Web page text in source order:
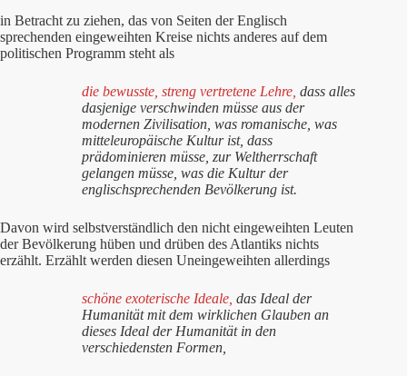
in Betracht zu ziehen, das von Seiten der Englisch
sprechenden eingeweihten Kreise nichts anderes auf dem
politischen Programm steht als
die bewusste, streng vertretene Lehre, dass alles
dasjenige verschwinden müsse aus der
modernen Zivilisation, was romanische, was
mitteleuropäische Kultur ist, dass
prädominieren müsse, zur Weltherrschaft
gelangen müsse, was die Kultur der
englischsprechenden Bevölkerung ist.
Davon wird selbstverständlich den nicht eingeweihten Leuten
der Bevölkerung hüben und drüben des Atlantiks nichts
erzählt. Erzählt werden diesen Uneingeweihten allerdings
schöne exoterische Ideale, das Ideal der
Humanität mit dem wirklichen Glauben an
dieses Ideal der Humanität in den
verschiedensten Formen,